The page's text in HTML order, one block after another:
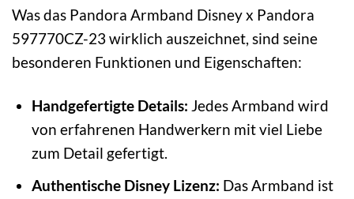
Was das Pandora Armband Disney x Pandora
597770CZ-23 wirklich auszeichnet, sind seine
besonderen Funktionen und Eigenschaften:
Handgefertigte Details: Jedes Armband wird
von erfahrenen Handwerkern mit viel Liebe
zum Detail gefertigt.
Authentische Disney Lizenz: Das Armband ist